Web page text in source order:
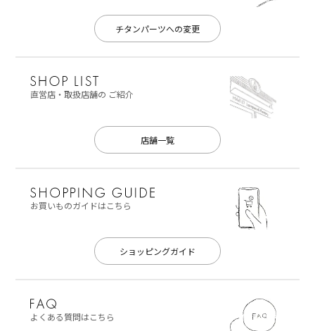
チタンパーツへの変更
直営店・取扱店舗の ご紹介
店舗一覧
お買いものガイドはこちら
ショッピングガイド
よくある質問はこちら